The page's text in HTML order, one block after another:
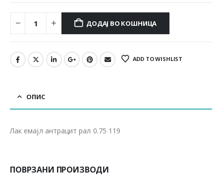
ДОДАЈ ВО КОШНИЦА
ADD TO WISHLIST
ОПИС
Лак емајл антрацит рал 0.75 119
ПОВРЗАНИ ПРОИЗВОДИ